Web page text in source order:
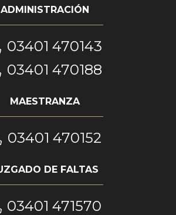
ADMINISTRACIÓN
03401 470143
03401 470188
MAESTRANZA
03401 470152
DE FALTAS
03401 471570